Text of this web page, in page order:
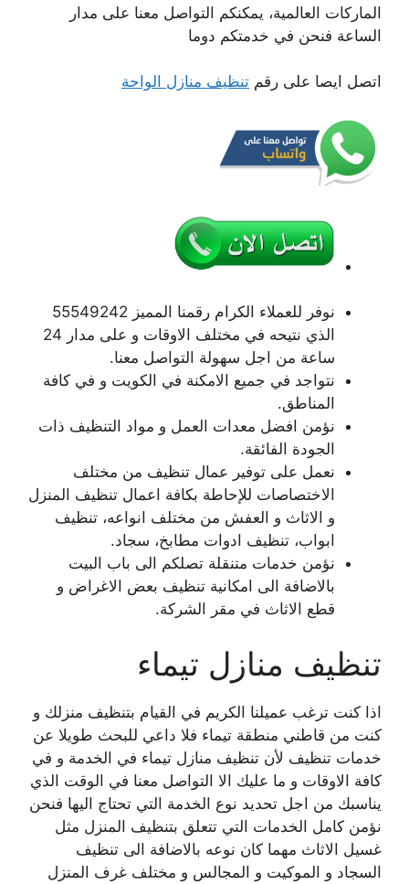
الماركات العالمية، يمكنكم التواصل معنا على مدار
الساعة فنحن في خدمتكم دوما
اتصل ايصا على رقم تنظيف منازل الواحة
نوفر للعملاء الكرام رقمنا المميز 55549242
الذي نتيحه في مختلف الاوقات و على مدار 24
ساعة من اجل سهولة التواصل معنا.
نتواجد في جميع الامكنة في الكويت و في كافة
المناطق.
نؤمن افضل معدات العمل و مواد التنظيف ذات
الجودة الفائقة.
نعمل على توفير عمال تنظيف من مختلف
الاختصاصات للإحاطة بكافة اعمال تنظيف المنزل
و الاثاث و العفش من مختلف انواعه، تنظيف
ابواب، تنظيف ادوات مطابخ، سجاد.
نؤمن خدمات متنقلة تصلكم الى باب البيت
بالاضافة الى امكانية تنظيف بعض الاغراض و
قطع الاثاث في مقر الشركة.
تنظيف منازل تيماء
اذا كنت ترغب عميلنا الكريم في القيام بتنظيف منزلك و
كنت من قاطني منطقة تيماء فلا داعي للبحث طويلا عن
خدمات تنظيف لأن تنظيف منازل تيماء في الخدمة و في
كافة الاوقات و ما عليك الا التواصل معنا في الوقت الذي
يناسبك من اجل تحديد نوع الخدمة التي تحتاج اليها فنحن
نؤمن كامل الخدمات التي تتعلق بتنظيف المنزل مثل
غسيل الاثاث مهما كان نوعه بالاضافة الى تنظيف
السجاد و الموكيت و المجالس و مختلف غرف المنزل